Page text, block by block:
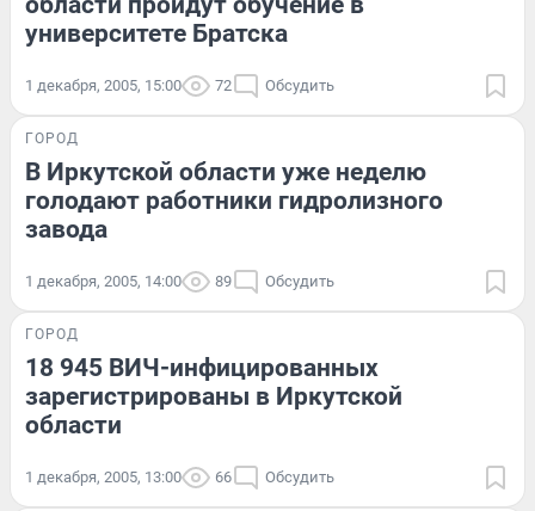
университете Братска
1 декабря, 2005, 15:00 72 Обсудить
ГОРОД
В Иркутской области уже неделю
голодают работники гидролизного
завода
1 декабря, 2005, 14:00 89 Обсудить
ГОРОД
18 945 ВИЧ-инфицированных
зарегистрированы в Иркутской
области
1 декабря, 2005, 13:00 66 Обсудить